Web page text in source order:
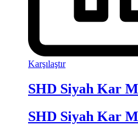
Karşılaştır
SHD Siyah Kar
SHD Siyah Kar